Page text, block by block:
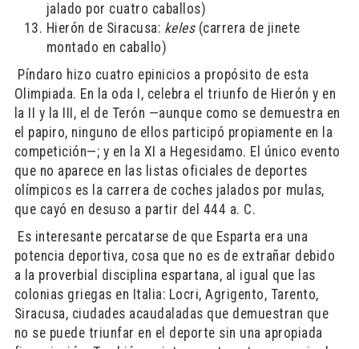
jalado por cuatro caballos)
Hierón de Siracusa: keles(carrera de jinete
montado en caballo)
​ Píndaro hizo cuatro epinicios a propósito de esta
Olimpiada. En la oda I, celebra el triunfo de Hierón y en
la II y la III, el de Terón —aunque como se demuestra en
el papiro, ninguno de ellos participó propiamente en la
competición—; y en la XI a Hegesidamo. El único evento
que no aparece en las listas oficiales de deportes
olímpicos es la carrera de coches jalados por mulas,
que cayó en desuso a partir del 444 a. C.
​ Es interesante percatarse de que Esparta era una
potencia deportiva, cosa que no es de extrañar debido
a la proverbial disciplina espartana, al igual que las
colonias griegas en Italia: Locri, Agrigento, Tarento,
Siracusa, ciudades acaudaladas que demuestran que
no se puede triunfar en el deporte sin una apropiada